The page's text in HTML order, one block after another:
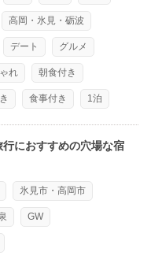
高岡・氷見・砺波
デート グルメ
れ 朝食付き
食事付き 1泊
におすすめの穴場な宿
氷見市・高岡市
GW